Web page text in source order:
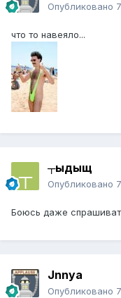
Опубликовано
что то навеяло...
┬ыдыщ
Опубликовано
Боюсь даже
Jnnya
Опубликовано